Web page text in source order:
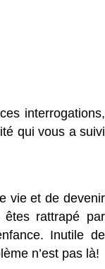
interrogations,
qui vous a suivi
vie et de devenir
êtes rattrapé par
Inutile de
n’est pas là!